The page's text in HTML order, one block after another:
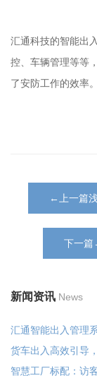
汇通科技的智能出
控、车辆管理等等
了安防工作的效率。
←上一篇
下一篇
新闻资讯 News
汇通智能出入管理
货车出入高效引导
智慧工厂标配：访